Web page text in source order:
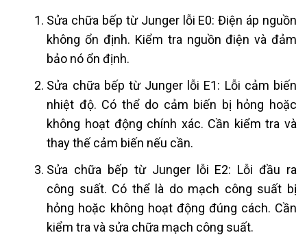
Sửa chữa bếp từ Junger lỗi E0: Điện áp nguồn
không ổn định. Kiểm tra nguồn điện và đảm
bảo nó ổn định.
Sửa chữa bếp từ Junger lỗi E1: Lỗi cảm biến
nhiệt độ. Có thể do cảm biến bị hỏng hoặc
không hoạt động chính xác. Cần kiểm tra và
thay thế cảm biến nếu cần.
Sửa chữa bếp từ Junger lỗi E2: Lỗi đầu ra
công suất. Có thể là do mạch công suất bị
hỏng hoặc không hoạt động đúng cách. Cần
kiểm tra và sửa chữa mạch công suất.